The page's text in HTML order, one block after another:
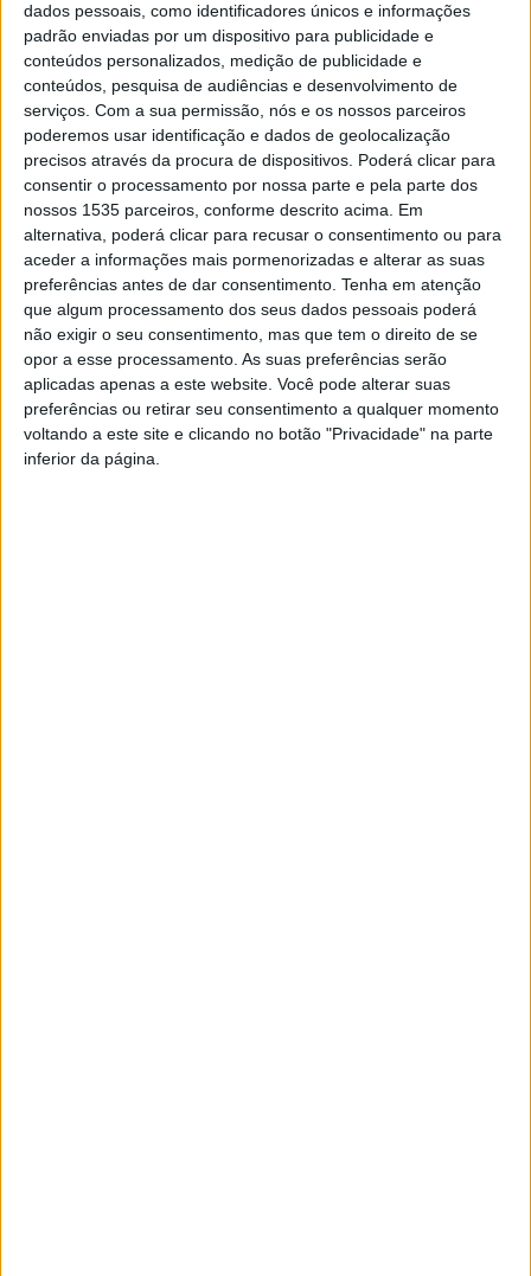
dados pessoais, como identificadores únicos e informações
padrão enviadas por um dispositivo para publicidade e
conteúdos personalizados, medição de publicidade e
conteúdos, pesquisa de audiências e desenvolvimento de
serviços. Com a sua permissão, nós e os nossos parceiros
poderemos usar identificação e dados de geolocalização
precisos através da procura de dispositivos. Poderá clicar para
consentir o processamento por nossa parte e pela parte dos
nossos 1535 parceiros, conforme descrito acima. Em
alternativa, poderá clicar para recusar o consentimento ou para
aceder a informações mais pormenorizadas e alterar as suas
preferências antes de dar consentimento. Tenha em atenção
que algum processamento dos seus dados pessoais poderá
não exigir o seu consentimento, mas que tem o direito de se
opor a esse processamento. As suas preferências serão
aplicadas apenas a este website. Você pode alterar suas
preferências ou retirar seu consentimento a qualquer momento
voltando a este site e clicando no botão "Privacidade" na parte
inferior da página.
O Comando Distrital de Castelo Branco da PSP, no
decurso da sua atividade operacional de prevenção e
combate à criminalidade, entre 1 a 8 de agosto, registou
na sua área de jurisdição 13 acidentes rodoviários.
Segundo a nota da PSP enviada à nossa redação, os 13
acidentes de viação provocaram 1 ferido grave e 3
feridos ligeiros.
Durante o mesmo período, esta entidade de segurança
pública deteve 7 indivíduos por condução sob a
influência de álcool.
Relativamente à ação desenvolvida especificamente no
âmbito da fiscalização e prevenção rodoviária, a PSP